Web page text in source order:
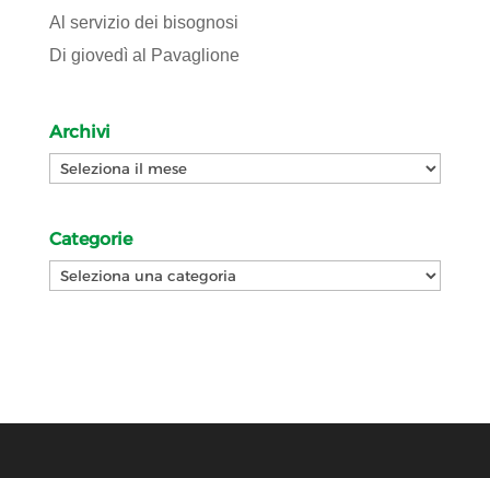
Al servizio dei bisognosi
Di giovedì al Pavaglione
Archivi
Archivi
Categorie
Categorie